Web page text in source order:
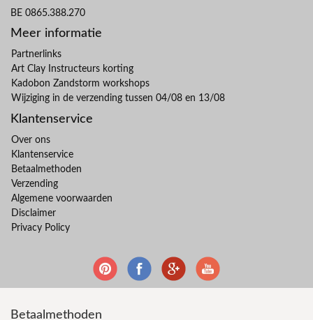
BE 0865.388.270
Meer informatie
Partnerlinks
Art Clay Instructeurs korting
Kadobon Zandstorm workshops
Wijziging in de verzending tussen 04/08 en 13/08
Klantenservice
Over ons
Klantenservice
Betaalmethoden
Verzending
Algemene voorwaarden
Disclaimer
Privacy Policy
Betaalmethoden